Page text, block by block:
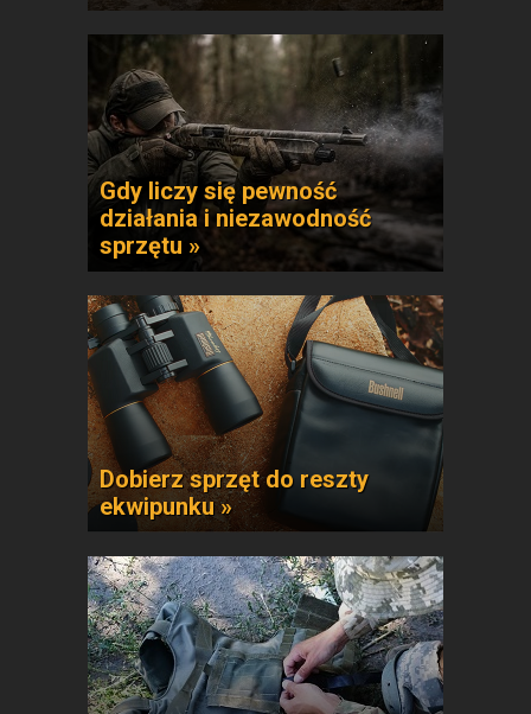
Gdy liczy się pewność
działania i niezawodność
sprzętu »
Dobierz sprzęt do reszty
ekwipunku »